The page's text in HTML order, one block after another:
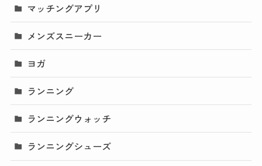
マッチングアプリ
メンズスニーカー
ヨガ
ランニング
ランニングウォッチ
ランニングシューズ